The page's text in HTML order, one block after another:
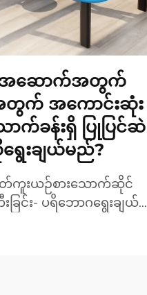
အဆောက်အတွက်
တွက် အကောင်းဆုံး
က်ခန်းရှိ ပြုပြင်ဆဲ
းချယ်မည်?
းယဉ်စားသောက်ဆိုင်
ြင်း- ပရိဘောဂရွေးချယ်မှု
းသားမှာ စားသောက်ဆိုင်